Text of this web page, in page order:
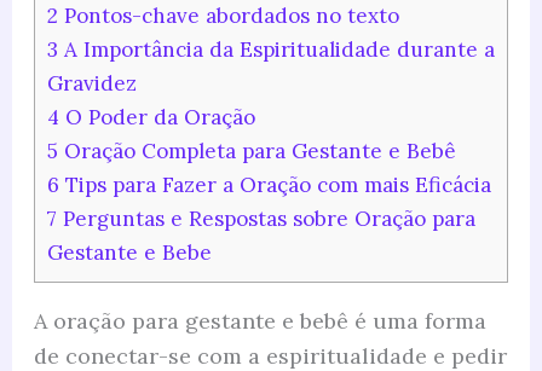
2 Pontos-chave abordados no texto
3 A Importância da Espiritualidade durante a
Gravidez
4 O Poder da Oração
5 Oração Completa para Gestante e Bebê
6 Tips para Fazer a Oração com mais Eficácia
7 Perguntas e Respostas sobre Oração para
Gestante e Bebe
A oração para gestante e bebê é uma forma
de conectar-se com a espiritualidade e pedir